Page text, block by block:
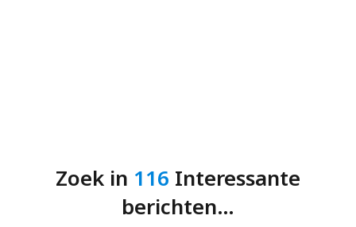
Zoek in 116 Interessante
berichten…